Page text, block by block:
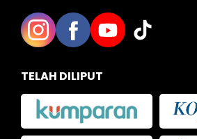
TELAH DILIPUT